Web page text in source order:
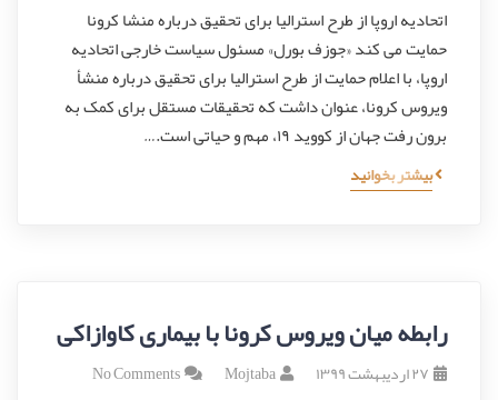
اتحادیه اروپا از طرح استرالیا برای تحقیق درباره منشا کرونا
حمایت می کند «جوزف بورل» مسئول سیاست خارجی اتحادیه
اروپا، با اعلام حمایت از طرح استرالیا برای تحقیق درباره منشأ
ویروس کرونا، عنوان داشت که تحقیقات مستقل برای کمک به
برون رفت جهان از کووید ۱۹، مهم و حیاتی است.…
بیشتر بخوانید
رابطه میان ویروس کرونا با بیماری کاوازاکی
۲۷ اردیبهشت ۱۳۹۹ Mojtaba
No Comments